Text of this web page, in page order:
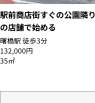
駅前商店街すぐの公園隣り
の店舗で始める
曙橋駅 徒歩3分
132,000円
35㎡